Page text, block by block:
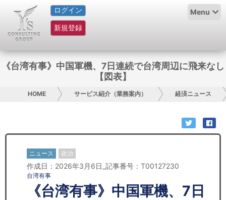
ログイン
新規登録
Menu
HOME
サービス紹介
コラム
お問い合わせ
日本人にPR
コンサルティング
《台湾有事》中国軍機、7日連続で台湾周辺に飛来なし
【図表】
HOME サービス紹介（業務案内） 経済ニュース
ニュース 政治
作成日：2026年3月6日_記事番号：T00127230
台湾有事
《台湾有事》中国軍機、7日